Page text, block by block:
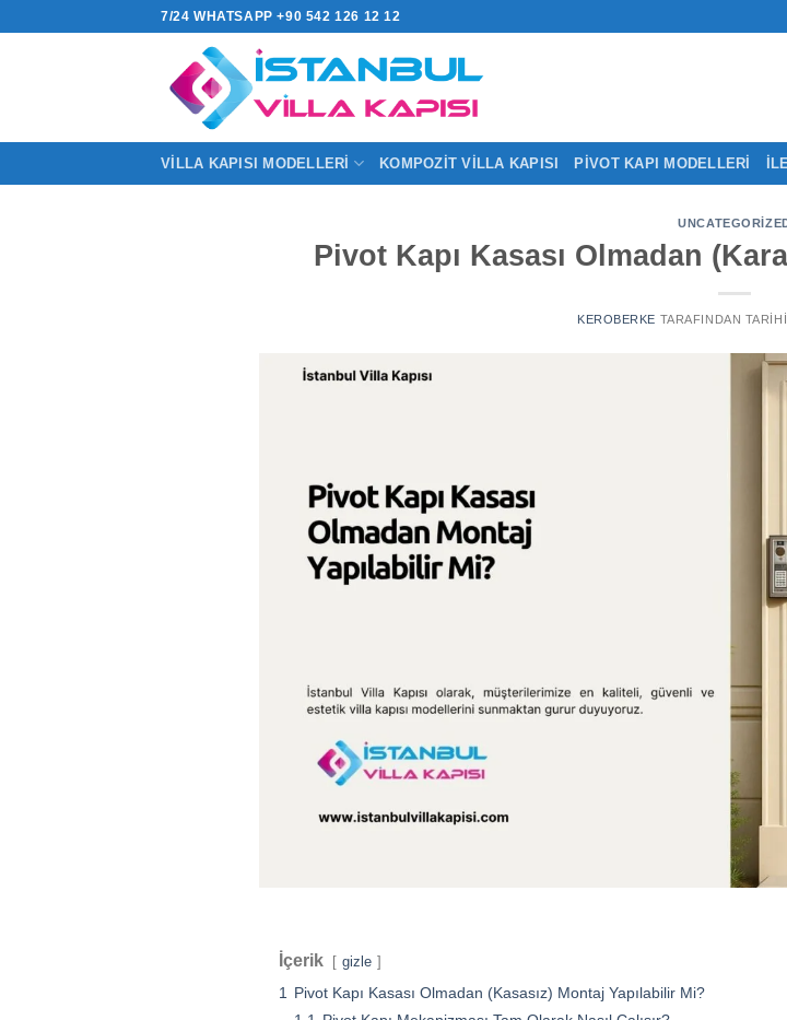
7/24 WHATSAPP +90 542 126 12 12
VILLA KAPISI MODELLERI KOMPOZIT VILLA KAPISI PIVOT KAPI MODELLERI
Pivot Kapı Kasası Olmadan
KEROBERKE TARAFINDAN
İçerik gizle
1 Pivot Kapı Kasası Olmadan (Kasasız) Montaj Yapılabilir Mi?